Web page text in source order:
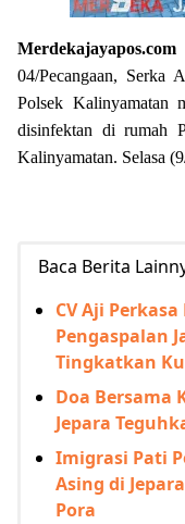
Merdekajayapos.com
04/Pecangaan, Serka
Polsek Kalinyamatan
disinfektan di rumah
Kalinyamatan. Selasa
Baca Berita
CV Aji
Pengaspalan
Tingkatkan
Doa Bersama
Jepara
Imigrasi Pati
Asing di
Pora